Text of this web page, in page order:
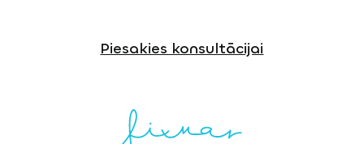
Piesakies konsultācijai